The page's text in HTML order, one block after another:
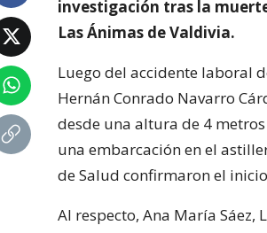
investigación tras la
Las Ánimas de Valdivia.
Luego del accidente laboral
Hernán Conrado Navarro
desde una altura de 4
una embarcación en el
de Salud confirmaron el
Al respecto, Ana María